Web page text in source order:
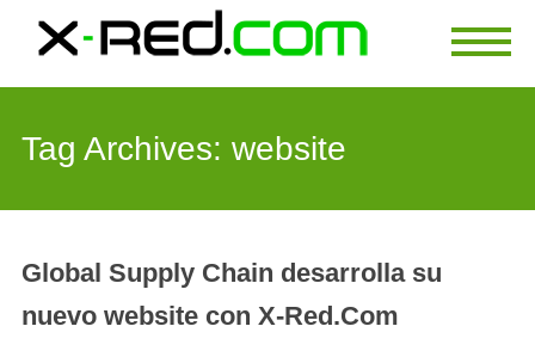
Tag Archives: website
Global Supply Chain desarrolla su
nuevo website con X-Red.Com